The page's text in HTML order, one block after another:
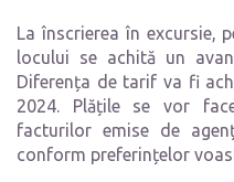
La înscrierea în excursie,
locului se achită un
Diferența de tarif va fi
2024. Plățile se vor
facturilor emise de
conform preferințelor